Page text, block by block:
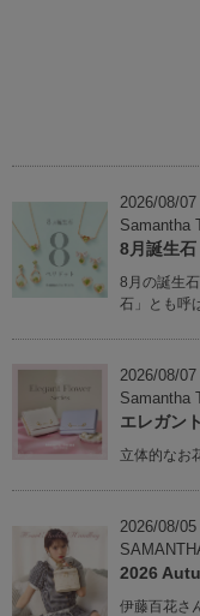
2026/08/07
Samantha
8月誕生石
8月の誕生
石」とも呼
2026/08/07
Samantha
エレガン
立体的なお
2026/08/05
2026
伊藤百花さ